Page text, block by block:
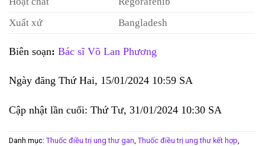
Xuất xứ
Bangladesh
Biên soạn: Bác sĩ Võ Lan Phương
Ngày đăng Thứ Hai, 15/01/2024 10:59 SA
Cập nhật lần cuối: Thứ Tư, 31/01/2024 10:30 SA
Danh mục: Thuốc điều trị ung thư gan, Thuốc điều trị ung thư kết hợp,